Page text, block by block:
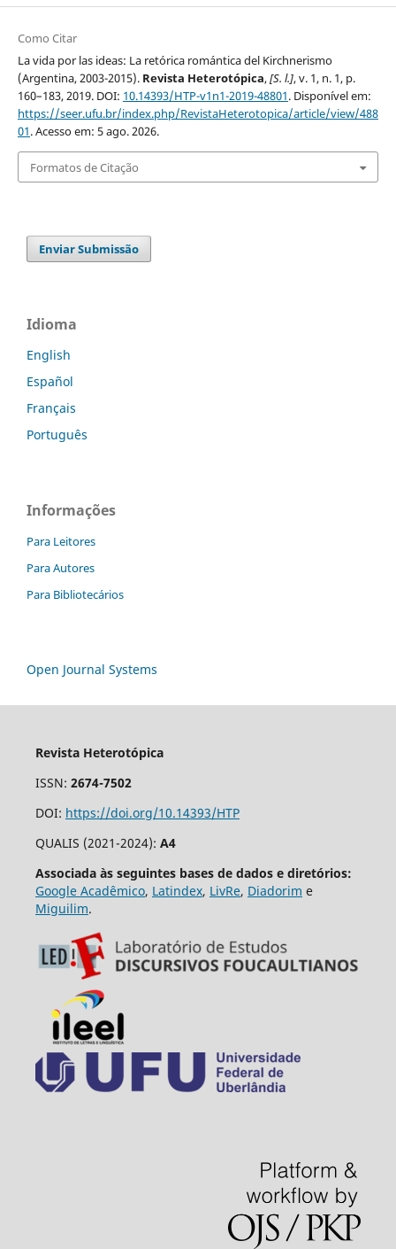
Como Citar
La vida por las ideas: La retórica romántica del Kirchnerismo
(Argentina, 2003-2015). Revista Heterotópica,[S. l.], v. 1, n. 1, p.
160–183, 2019. DOI: 10.14393/HTP-v1n1-2019-48801. Disponível em:
https://seer.ufu.br/index.php/RevistaHeterotopica/article/view/488
01. Acesso em: 5 ago. 2026.
Formatos de Citação
Enviar Submissão
Idioma
English
Español
Français
Português
Informações
Para Leitores
Para Autores
Para Bibliotecários
Open Journal Systems
Revista Heterotópica
ISSN: 2674-7502
DOI: https://doi.org/10.14393/HTP
QUALIS (2021-2024): A4
Associada às seguintes bases de dados e diretórios:
Google Acadêmico, Latindex, LivRe, Diadorim e
Miguilim.